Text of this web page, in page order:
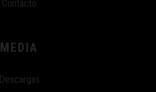
Contacto
MEDIA
Descargas